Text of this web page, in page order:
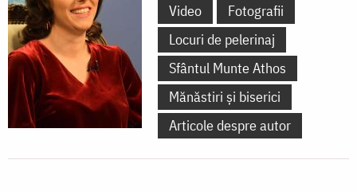
Video
Fotografii
Locuri de pelerinaj
Sfântul Munte Athos
Mănăstiri și biserici
Articole despre autor